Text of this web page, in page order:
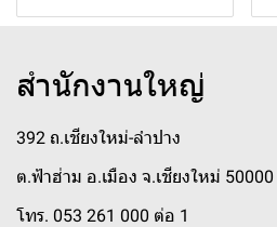
สำนักงานใหญ่
392 ถ.เชียงใหม่-ลำปาง
ต.ฟ้าฮ่าม อ.เมือง จ.เชียงใหม่ 50000
โทร. 053 261 000 ต่อ 1